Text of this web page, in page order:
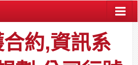
約,資訊系